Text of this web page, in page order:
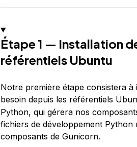
Étape 1 — Installation
référentiels Ubuntu
Notre première étape consistera
besoin depuis les référentiels
Python, qui gérera nos
fichiers de développement
composants de Gunicorn.